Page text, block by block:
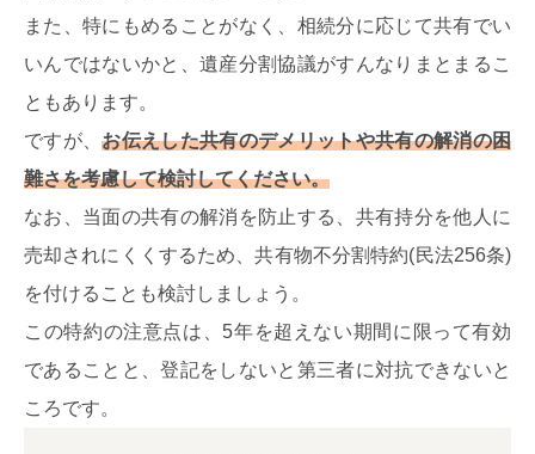
また、特にもめることがなく、相続分に応じて共有でい
いんではないかと、遺産分割協議がすんなりまとまるこ
ともあります。
ですが、お伝えした共有のデメリットや共有の解消の困
難さを考慮して検討してください。
なお、当面の共有の解消を防止する、共有持分を他人に
売却されにくくするため、共有物不分割特約(民法256条)
を付けることも検討しましょう。
この特約の注意点は、5年を超えない期間に限って有効
であることと、登記をしないと第三者に対抗できないと
ころです。